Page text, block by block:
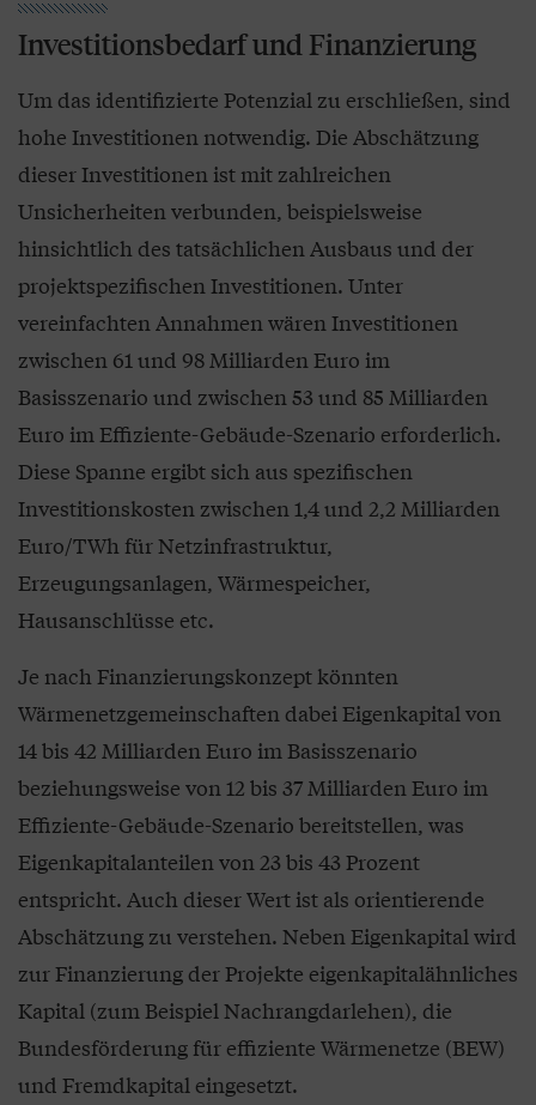
Investitionsbedarf und Finanzierung
Um das identifizierte Potenzial zu erschließen, sind
hohe Investitionen notwendig. Die Abschätzung
dieser Investitionen ist mit zahlreichen
Unsicherheiten verbunden, beispielsweise
hinsichtlich des tatsächlichen Ausbaus und der
projektspezifischen Investitionen. Unter
vereinfachten Annahmen wären Investitionen
zwischen 61 und 98 Milliarden Euro im
Basisszenario und zwischen 53 und 85 Milliarden
Euro im Effiziente-Gebäude-Szenario erforderlich.
Diese Spanne ergibt sich aus spezifischen
Investitionskosten zwischen 1,4 und 2,2 Milliarden
Euro/TWh für Netzinfrastruktur,
Erzeugungsanlagen, Wärmespeicher,
Hausanschlüsse etc.
Je nach Finanzierungskonzept könnten
Wärmenetzgemeinschaften dabei Eigenkapital von
14 bis 42 Milliarden Euro im Basisszenario
beziehungsweise von 12 bis 37 Milliarden Euro im
Effiziente-Gebäude-Szenario bereitstellen, was
Eigenkapitalanteilen von 23 bis 43 Prozent
entspricht. Auch dieser Wert ist als orientierende
Abschätzung zu verstehen. Neben Eigenkapital wird
zur Finanzierung der Projekte eigenkapitalähnliches
Kapital (zum Beispiel Nachrangdarlehen), die
Bundesförderung für effiziente Wärmenetze (BEW)
und Fremdkapital eingesetzt.